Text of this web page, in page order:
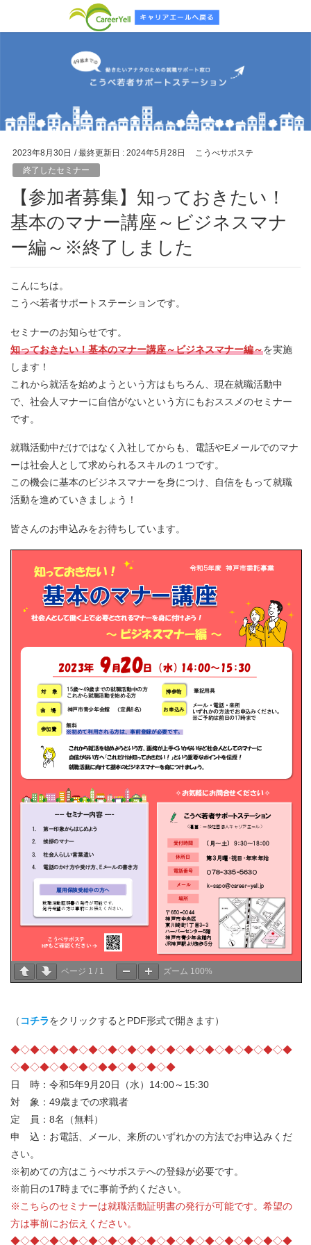
2023年8月30日 / 最終更新日 : 2024年5月28日
こうべサポステ
終了したセミナー
【参加者募集】知っておきたい！
基本のマナー講座～ビジネスマナ
ー編～※終了しました
こんにちは。
こうべ若者サポートステーションです。
セミナーのお知らせです。
知っておきたい！基本のマナー講座～ビジネスマナー編～を実施
します！
これから就活を始めようという方はもちろん、現在就職活動中
で、社会人マナーに自信がないという方にもおススメのセミナー
です。
就職活動中だけではなく入社してからも、電話やEメールでのマナ
ーは社会人として求められるスキルの１つです。
この機会に基本のビジネスマナーを身につけ、自信をもって就職
活動を進めていきましょう！
皆さんのお申込みをお待ちしています。
ページ 1 / 1 ズーム 100%
（ コチラをクリックするとPDF形式で開きます）
◆◇◆◇◆◇◆◇◆◇◆◇◆◇◆◇◆◇◆◇◆◇◆◇◆◇◆◇◆
◇◆◇◆◇◆◇◆◇◆◆◇◆◇◆◇◆
日 時：令和5年9月20日（水）14:00～15:30
対 象：49歳までの求職者
定 員：8名（無料）
申 込：お電話、メール、来所のいずれかの方法でお申込みくだ
さい。
※初めての方はこうべサポステへの登録が必要です。
※前日の17時までに事前予約ください。
※こちらのセミナーは就職活動証明書の発行が可能です。希望の
方は事前にお伝えください。
◆◇◆◇◆◇◆◇◆◇◆◇◆◇◆◇◆◇◆◇◆◇◆◇◆◇◆◇◆